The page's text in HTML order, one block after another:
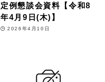
定例懇談会資料【令和8
年4月9日(木)】
2026年4月10日